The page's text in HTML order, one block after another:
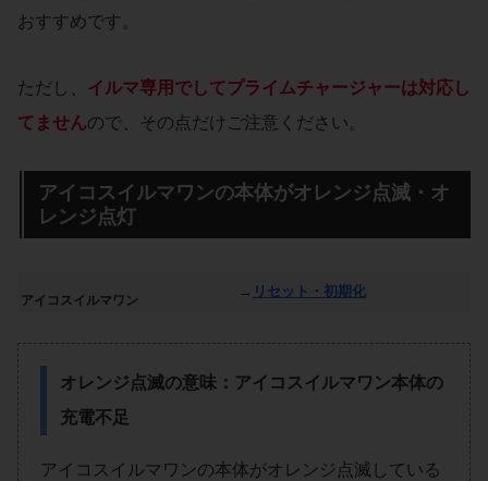
おすすめです。
ただし、
イルマ専用でしてプライムチャージャーは対応し
てませんので、その点だけご注意ください。
アイコスイルマワンの本体がオレンジ点滅・オ
レンジ点灯
アイコスイルマワン
→ リセット・初期化
オレンジ点滅の意味：アイコスイルマワン本体の
充電不足
アイコスイルマワンの本体がオレンジ点滅している